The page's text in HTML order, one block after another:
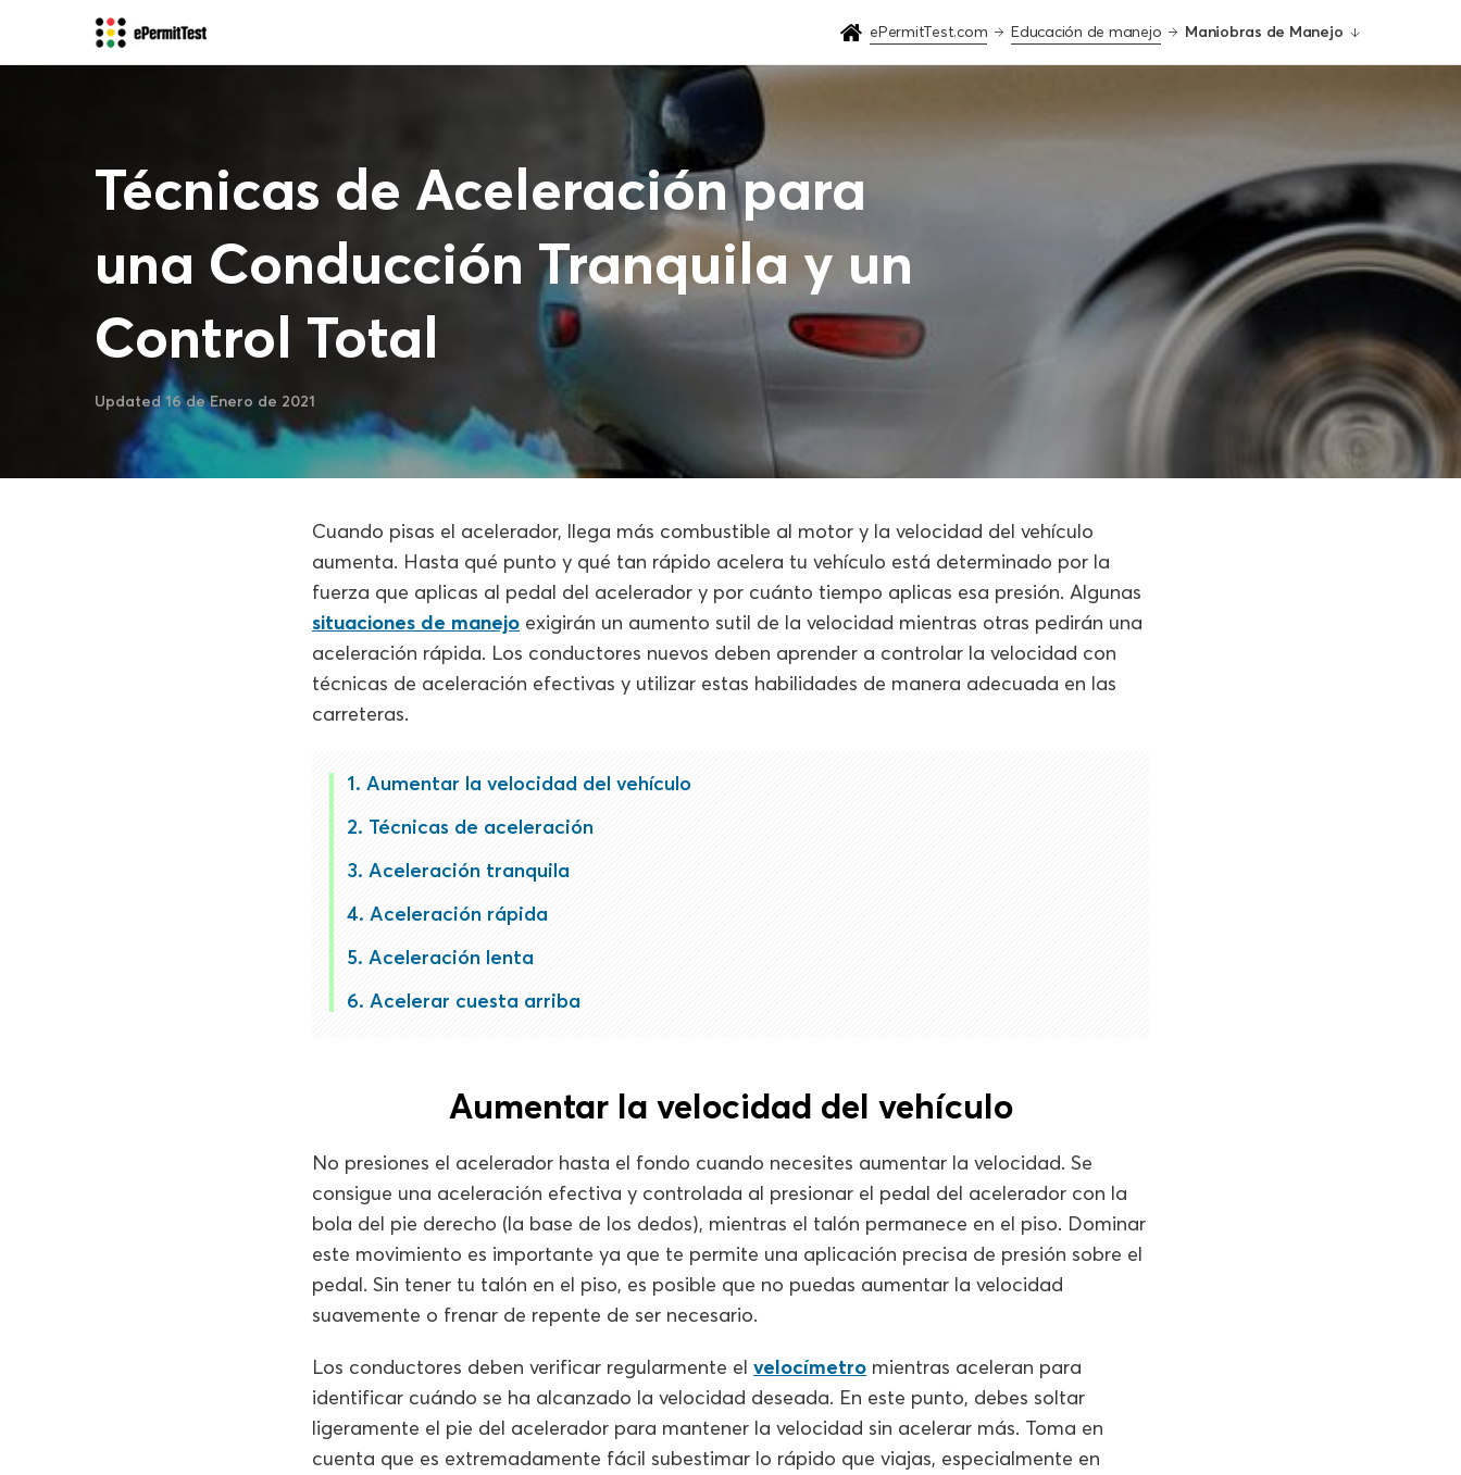
ePermitTest.com Educación de manejo Maniobras de Manejo
Técnicas de Aceleración para
una Conducción Tranquila y un
Control Total
Updated 16 de Enero de 2021
Cuando pisas el acelerador, llega más combustible al motor y la velocidad del vehículo
aumenta. Hasta qué punto y qué tan rápido acelera tu vehículo está determinado por la
fuerza que aplicas al pedal del acelerador y por cuánto tiempo aplicas esa presión. Algunas
situaciones de manejo exigirán un aumento sutil de la velocidad mientras otras pedirán una
aceleración rápida. Los conductores nuevos deben aprender a controlar la velocidad con
técnicas de aceleración efectivas y utilizar estas habilidades de manera adecuada en las
carreteras.
Aumentar la velocidad del vehículo
Técnicas de aceleración
Aceleración tranquila
Aceleración rápida
Aceleración lenta
Acelerar cuesta arriba
Aumentar la velocidad del vehículo
No presiones el acelerador hasta el fondo cuando necesites aumentar la velocidad. Se
consigue una aceleración efectiva y controlada al presionar el pedal del acelerador con la
bola del pie derecho (la base de los dedos), mientras el talón permanece en el piso. Dominar
este movimiento es importante ya que te permite una aplicación precisa de presión sobre el
pedal. Sin tener tu talón en el piso, es posible que no puedas aumentar la velocidad
suavemente o frenar de repente de ser necesario.
Los conductores deben verificar regularmente el velocímetro mientras aceleran para
identificar cuándo se ha alcanzado la velocidad deseada. En este punto, debes soltar
ligeramente el pie del acelerador para mantener la velocidad sin acelerar más. Toma en
cuenta que es extremadamente fácil subestimar lo rápido que viajas, especialmente en